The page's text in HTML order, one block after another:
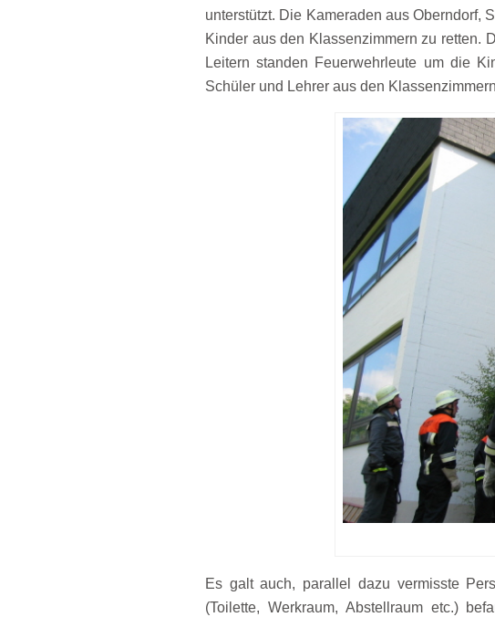
unterstützt. Die Kameraden aus Oberndorf,
Kinder aus den Klassenzimmern zu retten.
Leitern standen Feuerwehrleute um die
Schüler und Lehrer aus den Klassenzimmern
Es galt auch, parallel dazu vermisste
(Toilette, Werkraum, Abstellraum etc.)